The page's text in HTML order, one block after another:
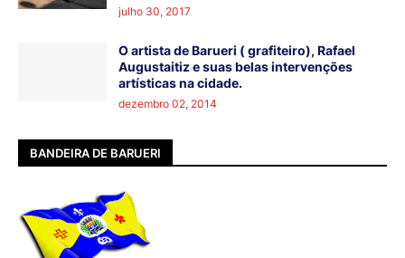
julho 30, 2017
O artista de Barueri ( grafiteiro), Rafael
Augustaitiz e suas belas intervenções
artísticas na cidade.
dezembro 02, 2014
BANDEIRA DE BARUERI